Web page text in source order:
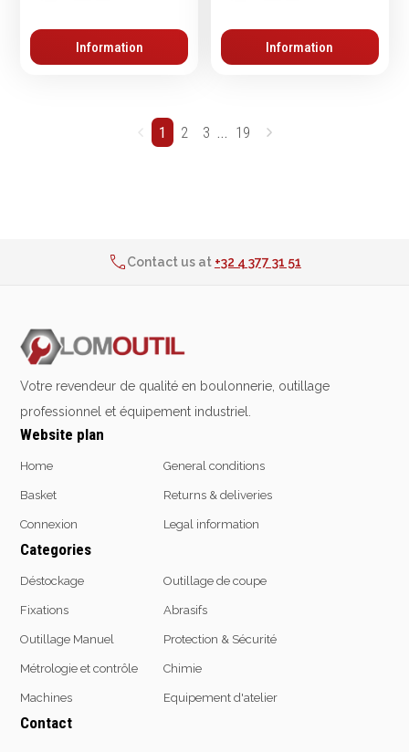
Information Information
1 2 3 ... 19
Contact us at +32 4 377 31 51
Votre revendeur de qualité en boulonnerie, outillage
professionnel et équipement industriel.
Website plan
Home
Basket
Connexion
General conditions
Returns & deliveries
Legal information
Categories
Déstockage
Fixations
Outillage Manuel
Métrologie et contrôle
Machines
Outillage de coupe
Abrasifs
Protection & Sécurité
Chimie
Equipement d'atelier
Contact